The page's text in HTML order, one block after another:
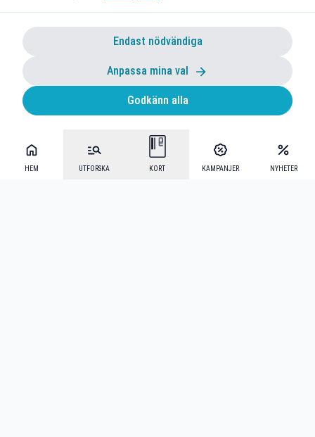
HEM UTFORSKA KORT KAMPANJER NYHETER
Endast nödvändiga
Anpassa mina val
Godkänn alla